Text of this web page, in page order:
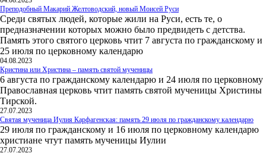
Преподобный Макарий Желтоводский, новый Моисей Руси
Среди святых людей, которые жили на Руси, есть те, о
предназначении которых можно было предвидеть с детства.
Память этого святого церковь чтит 7 августа по гражданскому и
25 июля по церковному календарю
04.08.2023
Кристина или Христина – память святой мученицы
6 августа по гражданскому календарю и 24 июля по церковному
Православная церковь чтит память святой мученицы Христины
Тирской.
27.07.2023
Святая мученица Иулия Карфагенская: память 29 июля по гражданскому календарю
29 июля по гражданскому и 16 июля по церковному календарю
христиане чтут память мученицы Иулии
27.07.2023